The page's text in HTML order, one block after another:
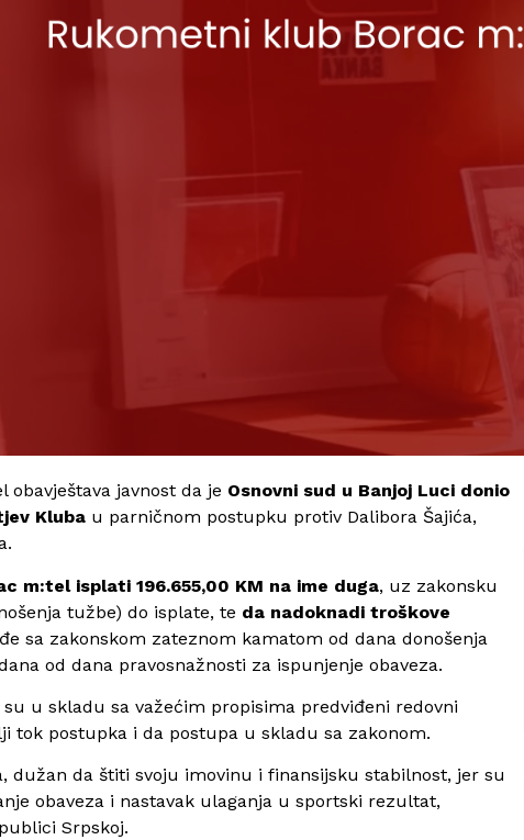
javnost da je Osnovni sud u Banjoj Luci donio
Kluba u parničnom postupku protiv Dalibora Šajića,
m:tel isplati 196.655,00 KM na ime duga, uz zakonsku
tužbe) do isplate, te da nadoknadi troškove
sa zakonskom zateznom kamatom od dana donošenja
od dana pravosnažnosti za ispunjenje obaveza.
u skladu sa važećim propisima predviđeni redovni
tok postupka i da postupa u skladu sa zakonom.
dužan da štiti svoju imovinu i finansijsku stabilnost, jer su
obaveza i nastavak ulaganja u sportski rezultat,
Srpskoj.